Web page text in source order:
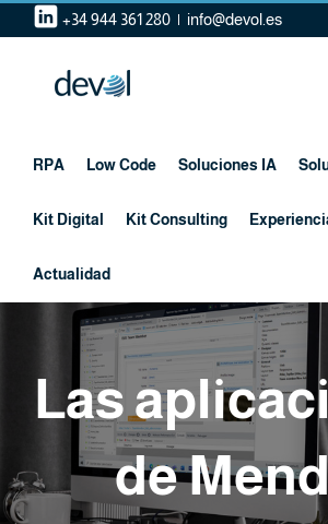
Saltar
contenido
+34 944 361 280 | info@devol.es
RPA Low Code Soluciones IA
Kit Digital Kit Consulting
Actualidad
Las
de